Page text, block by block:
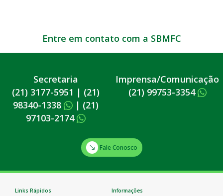
Entre em contato com a SBMFC
Secretaria
(21) 3177-5951 | (21)
98340-1338
| (21)
97103-2174
Imprensa/Comunicação
(21) 99753-3354
Fale Conosco
Links Rápidos Informações